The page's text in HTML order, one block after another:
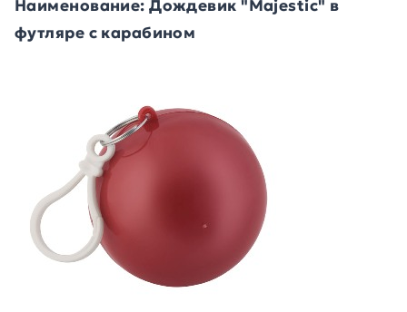
Наименование: Дождевик "Majestic" в
футляре с карабином